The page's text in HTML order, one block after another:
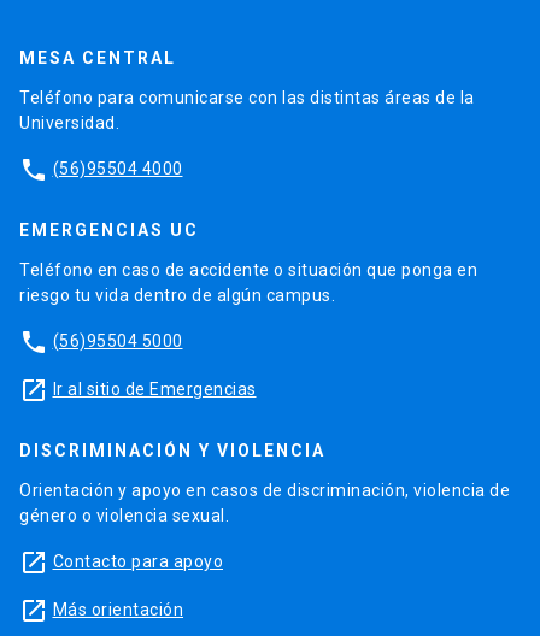
MESA CENTRAL
Teléfono para comunicarse con las distintas áreas de la
Universidad.
phone (56)95504 4000
EMERGENCIAS UC
Teléfono en caso de accidente o situación que ponga en
riesgo tu vida dentro de algún campus.
phone (56)95504 5000
launch Ir al sitio de Emergencias
DISCRIMINACIÓN Y VIOLENCIA
Orientación y apoyo en casos de discriminación, violencia de
género o violencia sexual.
launch Contacto para apoyo
launch Más orientación